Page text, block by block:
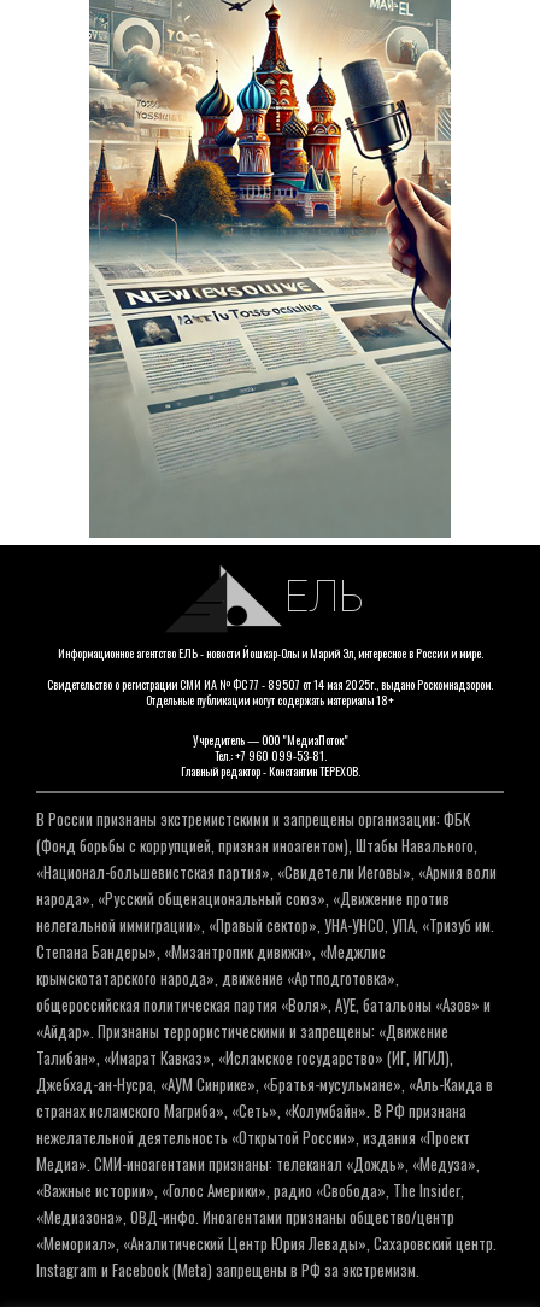
ЕЛЬ
Информационное агентство ЕЛЬ - новости Йошкар-Олы и Марий Эл, интересное в России и мире.
Свидетельство о регистрации СМИ ИА № ФС 77 - 89507 от 14 мая 2025г., выдано Роскомнадзором.
Отдельные публикации могут содержать материалы 18+
Учредитель — ООО "МедиаПоток"
Тел.: +7 960 099-53-81.
Главный редактор - Константин ТЕРЕХОВ.
В России признаны экстремистскими и запрещены организации: ФБК
(Фонд борьбы с коррупцией, признан иноагентом), Штабы Навального,
«Национал-большевистская партия», «Свидетели Иеговы», «Армия воли
народа», «Русский общенациональный союз», «Движение против
нелегальной иммиграции», «Правый сектор», УНА-УНСО, УПА, «Тризуб им.
Степана Бандеры», «Мизантропик дивижн», «Меджлис
крымскотатарского народа», движение «Артподготовка»,
общероссийская политическая партия «Воля», АУЕ, батальоны «Азов» и
«Айдар». Признаны террористическими и запрещены: «Движение
Талибан», «Имарат Кавказ», «Исламское государство» (ИГ, ИГИЛ),
Джебхад-ан-Нусра, «АУМ Синрике», «Братья-мусульмане», «Аль-Каида в
странах исламского Магриба», «Сеть», «Колумбайн». В РФ признана
нежелательной деятельность «Открытой России», издания «Проект
Медиа». СМИ-иноагентами признаны: телеканал «Дождь», «Медуза»,
«Важные истории», «Голос Америки», радио «Свобода», The Insider,
«Медиазона», ОВД-инфо. Иноагентами признаны общество/центр
«Мемориал», «Аналитический Центр Юрия Левады», Сахаровский центр.
Instagram и Facebook (Metа) запрещены в РФ за экстремизм.